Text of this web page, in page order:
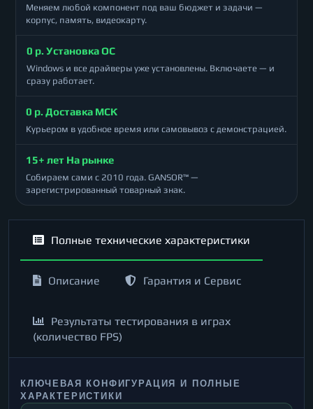
Меняем любой компонент под ваш бюджет и задачи —
корпус, память, видеокарту.
0 р. Установка ОС
Windows и все драйверы уже установлены. Включаете — и
сразу работает.
0 р. Доставка МСК
Курьером в удобное время или самовывоз с демонстрацией.
15+ лет На рынке
Собираем сами с 2010 года. GANSOR™ —
зарегистрированный товарный знак.
Полные технические характеристики
Описание Гарантия и Сервис
Результаты тестирования в играх
(количество FPS)
КЛЮЧЕВАЯ КОНФИГУРАЦИЯ И ПОЛНЫЕ
ХАРАКТЕРИСТИКИ